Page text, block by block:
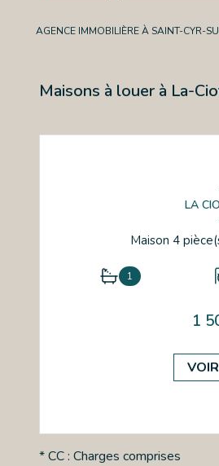
AGENCE IMMOBILIÈRE À SAINT-CYR-
Maisons à louer à La-
LA
1
1
* CC : Charges comprises